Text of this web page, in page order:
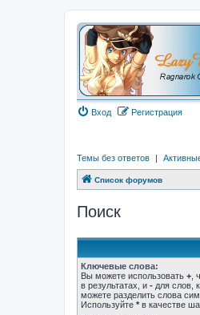
Вход Регистрация
Темы без ответов |
Список форумов
Поиск
Ключевые слова:
Вы можете использовать + ,
в результатах, и - для слов,
можете разделить слова
Используйте * в качестве